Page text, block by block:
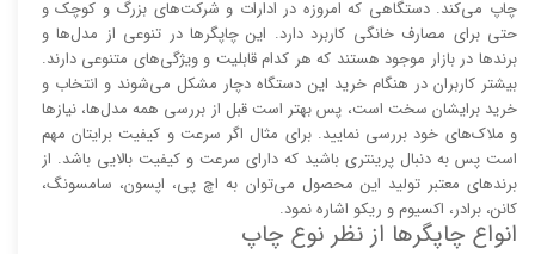
چاپ می‌کند. دستگاهی که امروزه در ادارات و شرکت‌های بزرگ و کوچک و
حتی برای مصارف خانگی کاربرد دارد. این چاپگر‌ها در تنوعی از مدل‌ها و
برند‌ها در بازار موجود هستند که هر کدام قابلیت و ویژگی‌های متنوعی دارند.
بیشتر کاربران در هنگام خرید این دستگاه دچار مشکل می‌شوند و انتخاب و
خرید برایشان سخت است، پس بهتر است قبل از بررسی همه مدل‌ها، نیاز‌ها
و ملاک‌های خود بررسی نمایید. برای مثال اگر سرعت و کیفیت برایتان مهم
است پس به دنبال پرینتری باشید که دارای سرعت و کیفیت بالایی باشد. از
برند‌های معتبر تولید این محصول می‌توان به اچ پی، اپسون، سامسونگ،
کانن، برادر، اکسیوم و ریکو اشاره نمود.
انواع چاپگر‌ها از نظر نوع چاپ